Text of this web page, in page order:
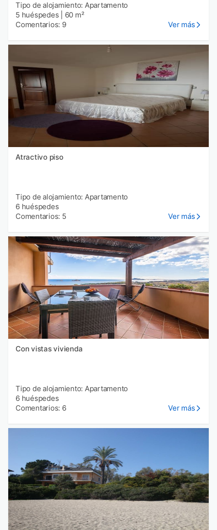
Tipo de alojamiento: Apartamento
5 huéspedes
60 m²
Comentarios: 9
Ver más
Atractivo piso
Tipo de alojamiento: Apartamento
6 huéspedes
Comentarios: 5
Ver más
Con vistas vivienda
Tipo de alojamiento: Apartamento
6 huéspedes
Comentarios: 6
Ver más